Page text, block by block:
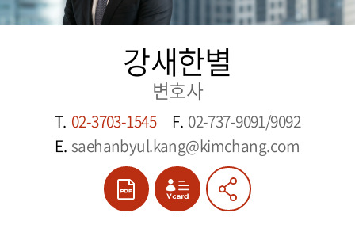
강새한별
변호사
T. 02-3703-1545 F. 02-737-9091/9092
E. saehanbyul.kang@kimchang.com